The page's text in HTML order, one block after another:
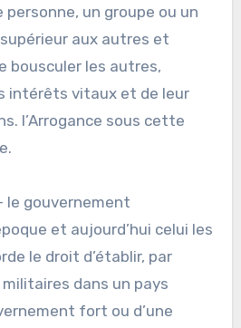
un groupe ou un
aux autres et
bousculer les autres,
intérêts vitaux et de leur
l’Arrogance sous cette
le gouvernement
et aujourd’hui celui les
le droit d’établir, par
dans un pays
fort ou d’une